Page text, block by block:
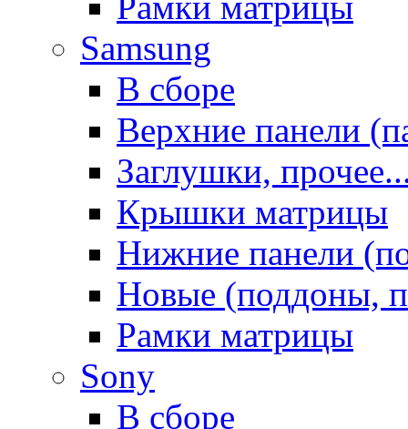
Samsung
В сборе
Верхние панели
Заглушки,
Крышки матрицы
Нижние панели
Новые (поддоны,
Рамки матрицы
Sony
В сборе